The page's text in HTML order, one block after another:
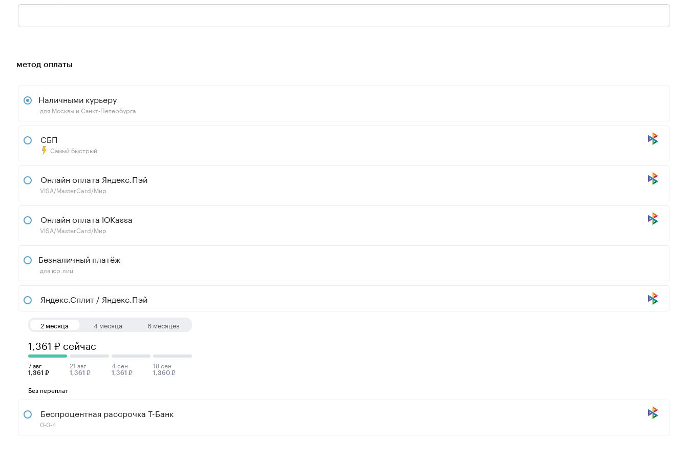
метод оплаты
Наличными курьеру
для Москвы и Санкт-Петербурга
СБП
Самый быстрый
Онлайн оплата Яндекс.Пэй
VISA/MasterCard/Мир
Онлайн оплата ЮKassa
VISA/MasterCard/Мир
Безналичный платёж
для юр.лиц
Яндекс.Сплит / Яндекс.Пэй
2 месяца 4 месяца 6 месяцев
1,361 ₽ сейчас
7 авг
1,361 ₽
21 авг
1,361 ₽
4 сен
1,361 ₽
18 сен
1,360 ₽
Без переплат
Беспроцентная рассрочка Т-Банк
0-0-4